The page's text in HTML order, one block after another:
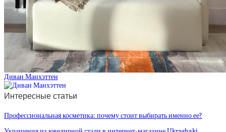
Диван Манхэттен
Интересные статьи
Профессиональная косметика: почему стоит выбирать именно ее?